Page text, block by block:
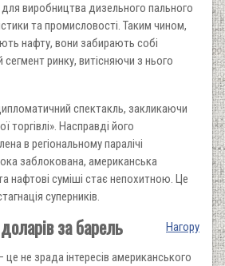
виробництва дизельного пального
та промисловості. Таким чином,
нафту, вони забирають собі
ринку, витісняючи з нього
спектакль, закликаючи
торгівлі». Насправді його
в регіональному паралічі
заблокована, американська
нафтові суміші стає непохитною. Це
суперників.
Нагору
за барель
це не зрада інтересів американського